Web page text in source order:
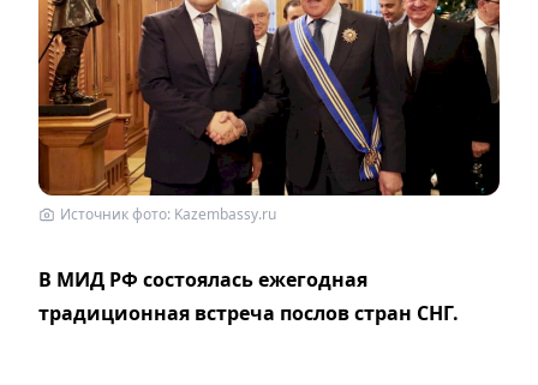
Источник фото: Kazembassy.ru
В МИД РФ состоялась ежегодная
традиционная встреча послов стран СНГ.